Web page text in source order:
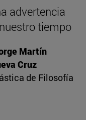
advertencia
tiempo
Martín
Cruz
de Filosofía